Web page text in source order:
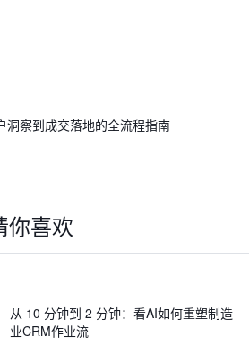
洞察到成交落地的全流程指南
你喜欢
从 10 分钟到 2 分钟：看AI如何重塑制造
业CRM作业流